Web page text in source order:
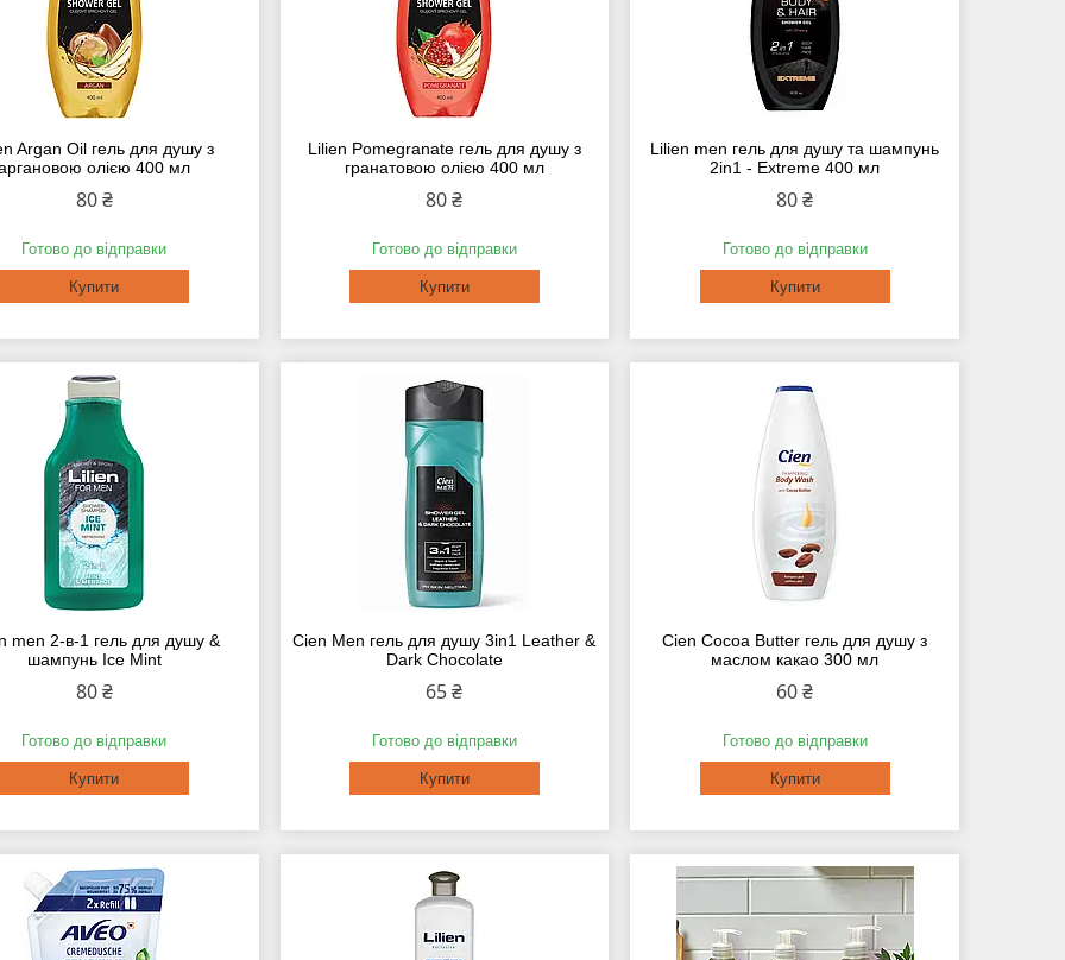
Argan Oil гель для душу з
олією 400 мл
80 ₴
Готово до відправки
Купити
Lilien Pomegranate гель для душу з
гранатовою олією 400 мл
80 ₴
Готово до відправки
Купити
Lilien men гель для душу та шампунь
2in1 - Extreme 400 мл
80 ₴
Готово до відправки
Купити
men 2-в-1 гель для душу &
шампунь Ice Mint
80 ₴
Готово до відправки
Купити
Cien Men гель для душу 3in1 Leather &
Dark Chocolate
65 ₴
Готово до відправки
Купити
Cien Cocoa Butter гель для душу з
маслом какао 300 мл
60 ₴
Готово до відправки
Купити